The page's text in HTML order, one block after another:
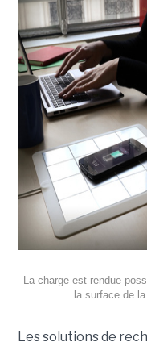
La charge est rendue
la surface de
Les solutions de